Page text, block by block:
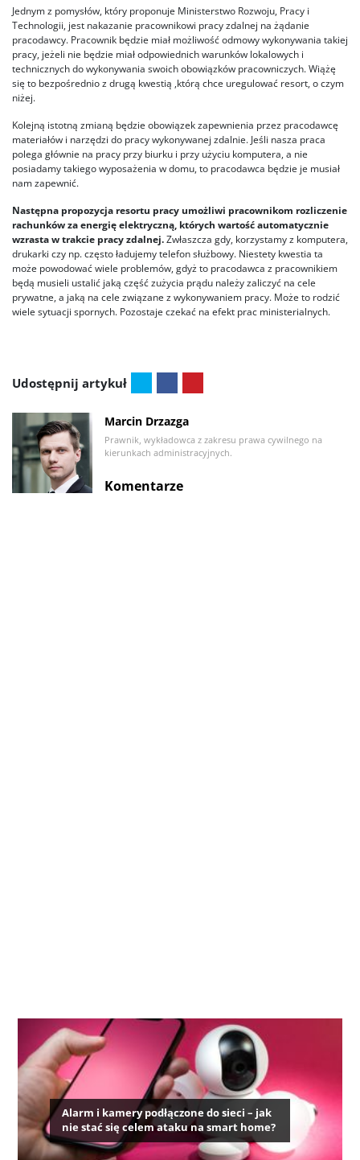
Jednym z pomysłów, który proponuje Ministerstwo Rozwoju, Pracy i
Technologii, jest nakazanie pracownikowi pracy zdalnej na żądanie
pracodawcy. Pracownik będzie miał możliwość odmowy wykonywania takiej
pracy, jeżeli nie będzie miał odpowiednich warunków lokalowych i
technicznych do wykonywania swoich obowiązków pracowniczych. Wiążę
się to bezpośrednio z drugą kwestią ,którą chce uregulować resort, o czym
niżej.
Kolejną istotną zmianą będzie obowiązek zapewnienia przez pracodawcę
materiałów i narzędzi do pracy wykonywanej zdalnie. Jeśli nasza praca
polega głównie na pracy przy biurku i przy użyciu komputera, a nie
posiadamy takiego wyposażenia w domu, to pracodawca będzie je musiał
nam zapewnić.
Następna propozycja resortu pracy umożliwi pracownikom rozliczenie
rachunków za energię elektryczną, których wartość automatycznie
wzrasta w trakcie pracy zdalnej.Zwłaszcza gdy, korzystamy z komputera,
drukarki czy np. często ładujemy telefon służbowy. Niestety kwestia ta
może powodować wiele problemów, gdyż to pracodawca z pracownikiem
będą musieli ustalić jaką część zużycia prądu należy zaliczyć na cele
prywatne, a jaką na cele związane z wykonywaniem pracy. Może to rodzić
wiele sytuacji spornych. Pozostaje czekać na efekt prac ministerialnych.
Udostępnij artykuł
Marcin Drzazga
Prawnik, wykładowca z zakresu prawa cywilnego na
kierunkach administracyjnych.
Komentarze
Alarm i kamery podłączone do sieci – jak
nie stać się celem ataku na smart home?